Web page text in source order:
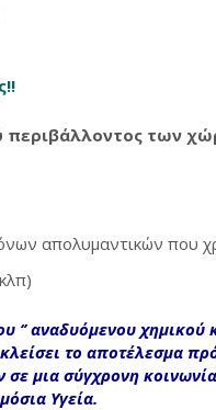
των
απολυμαντικών που
‘’ αναδυόμενου χημικού
το αποτέλεσμα
μια σύγχρονη
Υγεία.